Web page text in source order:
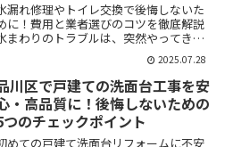
漏れ修理やトイレ交換で後悔しないた
に！費用と業者選びのコツを徹底解説
まわりのトラブルは、突然やってきま
す。「水栓からポタポタと水漏れが止ま
らない」「トイレが古くなってきたけれ
、交換やリフォームって費用はいく
？」「自分で直せるのか、...
2025.07.28
川区で戸建ての洗面台工事を安
・高品質に！後悔しないための
つのチェックポイント
めての戸建て洗面台リフォームに不安